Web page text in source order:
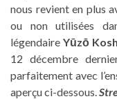
nous revient en plus
ou non utilisées
légendaire Yūzō
12 décembre
parfaitement avec
aperçu ci-dessous.